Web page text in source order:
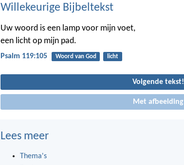
Willekeurige Bijbeltekst
Uw woord is een lamp voor mijn voet,
een licht op mijn pad.
Psalm 119:105 Woord van God licht
Volgende tekst!
Met afbeelding
Lees meer
Thema's